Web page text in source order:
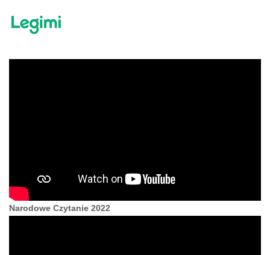
Narodowe Czytanie 2022